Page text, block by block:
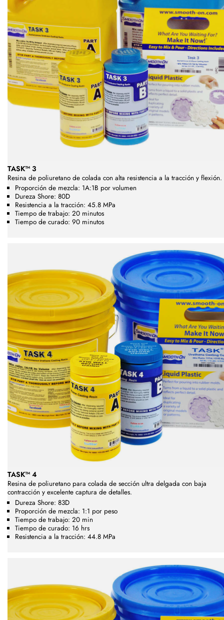
TASK™ 3
Resina de poliuretano de colada con alta resistencia a la tracción y flexión.
Proporción de mezcla: 1A:1B por volumen
Dureza Shore: 80D
Resistencia a la tracción: 45.8 MPa
Tiempo de trabajo: 20 minutos
Tiempo de curado: 90 minutos
TASK™ 4
Resina de poliuretano para colada de sección ultra delgada con baja
contracción y excelente captura de detalles.
Dureza Shore: 83D
Proporción de mezcla: 1:1 por peso
Tiempo de trabajo: 20 min
Tiempo de curado: 16 hrs
Resistencia a la tracción: 44.8 MPa